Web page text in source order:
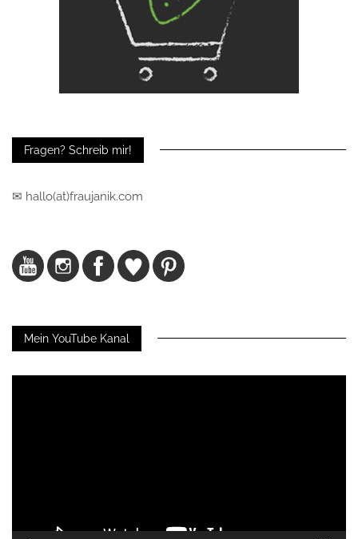
Fragen? Schreib mir!
✉ hallo(at)fraujanik.com
Mein YouTube Kanal